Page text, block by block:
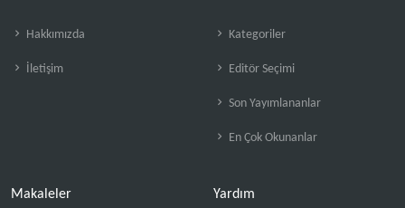
Hakkımızda
İletişim
Kategoriler
Editör Seçimi
Son Yayımlananlar
En Çok Okunanlar
Makaleler Yardım